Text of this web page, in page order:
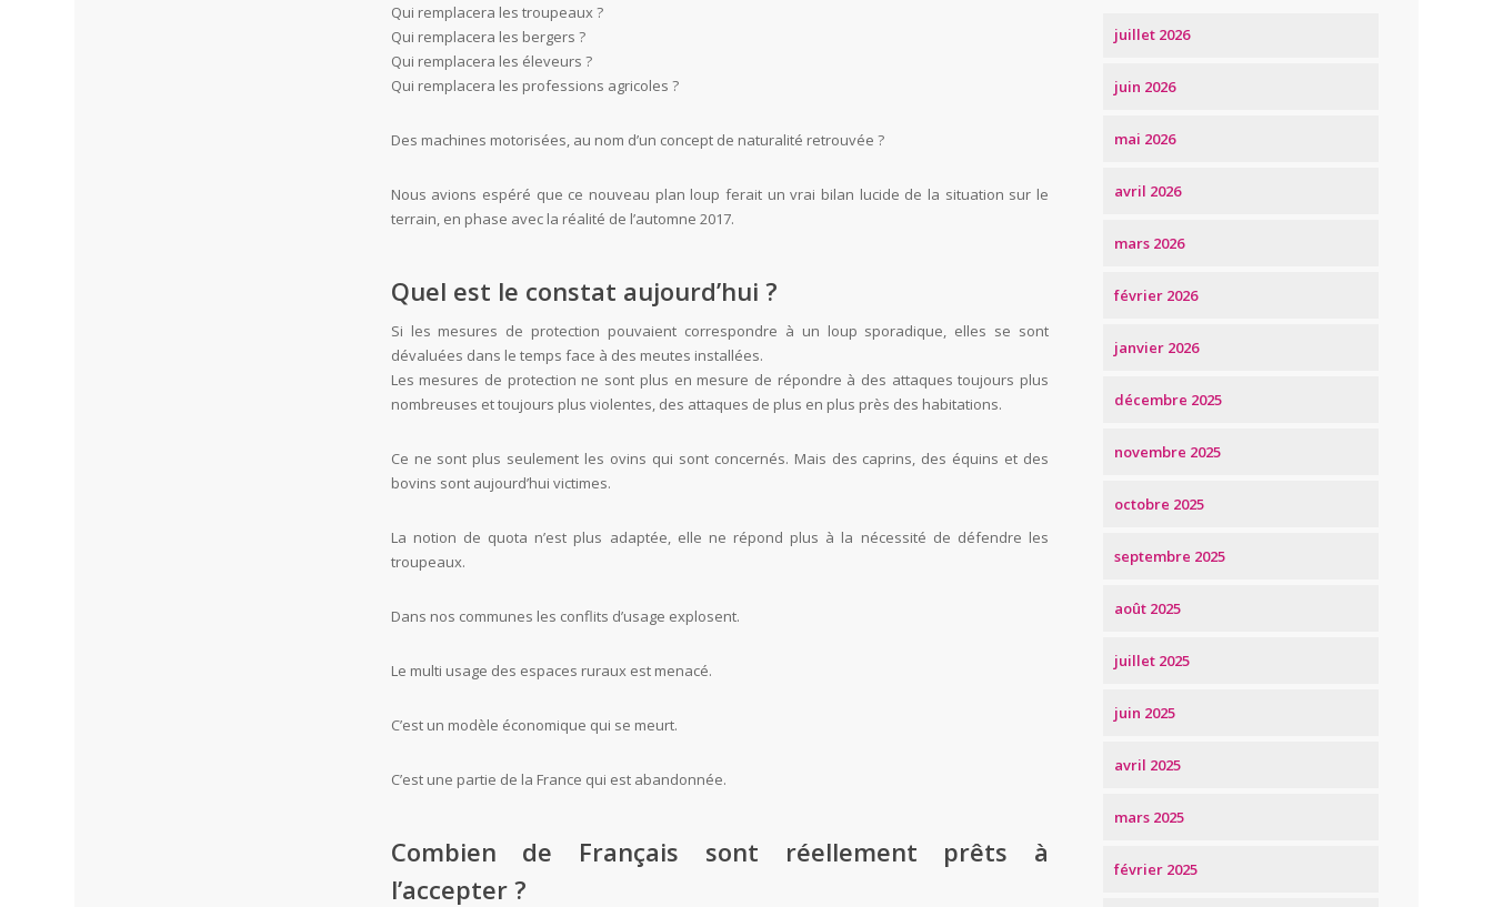
Qui remplacera les troupeaux ?
Qui remplacera les bergers ?
Qui remplacera les éleveurs ?
Qui remplacera les professions agricoles ?
Des machines motorisées, au nom d’un concept de naturalité retrouvée ?
Nous avions espéré que ce nouveau plan loup ferait un vrai bilan lucide de la situation sur le
terrain, en phase avec la réalité de l’automne 2017.
Quel est le constat aujourd’hui ?
Si les mesures de protection pouvaient correspondre à un loup sporadique, elles se sont
dévaluées dans le temps face à des meutes installées.
Les mesures de protection ne sont plus en mesure de répondre à des attaques toujours plus
nombreuses et toujours plus violentes, des attaques de plus en plus près des habitations.
Ce ne sont plus seulement les ovins qui sont concernés. Mais des caprins, des équins et des
bovins sont aujourd’hui victimes.
La notion de quota n’est plus adaptée, elle ne répond plus à la nécessité de défendre les
troupeaux.
Dans nos communes les conflits d’usage explosent.
Le multi usage des espaces ruraux est menacé.
C’est un modèle économique qui se meurt.
C’est une partie de la France qui est abandonnée.
Combien de Français sont réellement prêts à
l’accepter ?
juillet 2026
juin 2026
mai 2026
avril 2026
mars 2026
février 2026
janvier 2026
décembre 2025
novembre 2025
octobre 2025
septembre 2025
août 2025
juillet 2025
juin 2025
avril 2025
mars 2025
février 2025